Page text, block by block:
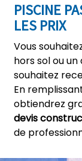
PISCINE
LES PRIX
Vous
hors sol ou
souhaitez
En
obtiendrez
devis
de